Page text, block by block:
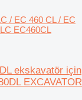
/ EC 460 CL / EC
EC460CL
ekskavatör için
EXCAVATOR